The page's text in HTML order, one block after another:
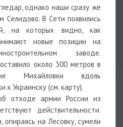
однако наши сразу же
Селидово. В Сети появились
на которых видно, как
новые позиции на
заводе.
около 300 метров в
Михайловки вдоль
к Украинску (см. карту).
отходе армии России из
действительности.
опираясь на Лесовку, сумели